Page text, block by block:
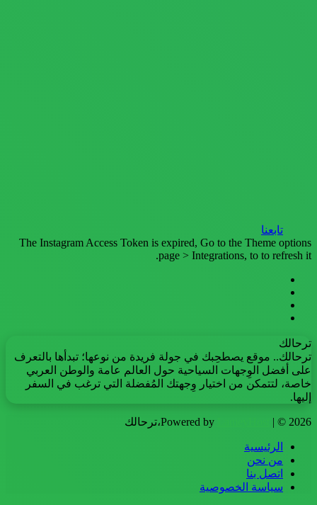
تابعنا
The Instagram Access Token is expired, Go to the Theme options
page > Integrations, to to refresh it.
ترحالك
ترحالك.. موقع يصطحِبك في جولة فريدة من نوعها؛ تبدأها بالتعرف
على أفضل الوِجهات السياحية حول العالم عامة والوطن العربي
خاصة، لتتمكن من اختيار وِجهتك المُفضلة التي ترغب في السفر
إليها.
Powered by | © 2026،ترحالك
الرئيسية
من نحن
اتصل بنا
سياسة الخصوصية